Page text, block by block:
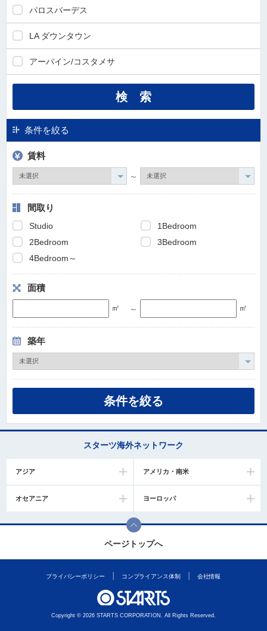
パロスバーデス
LA ダウンタウン
アーバイン/コスタメサ
条件を絞る
賃料
～
間取り
Studio
1Bedroom
2Bedroom
3Bedroom
4Bedroom～
面積
㎡ ～ ㎡
築年
スターツ海外ネットワーク
アジア アメリカ・南米
オセアニア ヨーロッパ
ページトップへ
プライバシーポリシー コンプライアンス体制 会社情報
Copyright © 2026 STARTS CORPORATION. All Rights Reserved.